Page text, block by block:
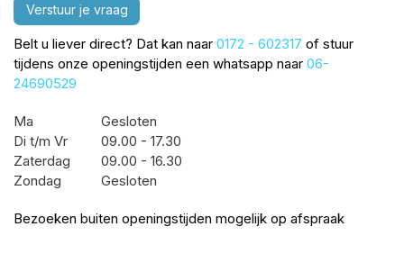
Verstuur je vraag
Belt u liever direct? Dat kan naar 0172 - 602317 of stuur
tijdens onze openingstijden een whatsapp naar 06-
24690529
Ma
Gesloten
Di t/m Vr
09.00 - 17.30
Zaterdag
09.00 - 16.30
Zondag
Gesloten
Bezoeken buiten openingstijden mogelijk op afspraak